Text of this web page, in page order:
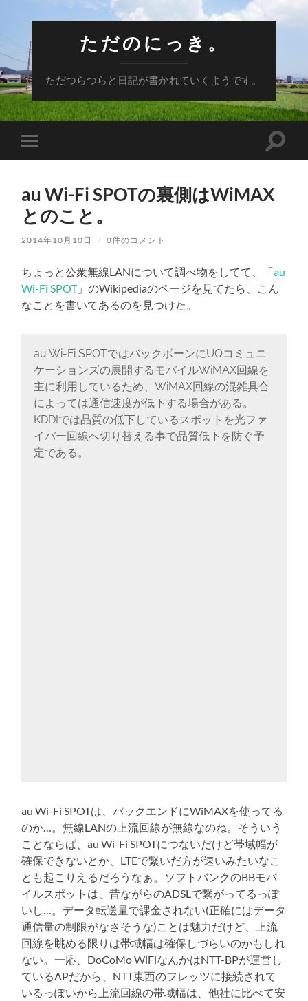
ただのにっき。
ただつらつらと日記が書かれていくようです。
モ
バ
メ
ュ
ー
を
替
え
る
検
ル
る
au Wi-Fi SPOTの裏側はWiMAX
とのこと。
2014年10月10日 / 0件のコメント
ちょっと公衆無線LANについて調べ物をしてて、「au
Wi-Fi SPOT」のWikipediaのページを見てたら、こん
なことを書いてあるのを見つけた。
au Wi-Fi SPOTではバックボーンにUQコミュニ
ケーションズの展開するモバイルWiMAX回線を
主に利用しているため、WiMAX回線の混雑具合
によっては通信速度が低下する場合がある。
KDDIでは品質の低下しているスポットを光ファ
イバー回線へ切り替える事で品質低下を防ぐ予
定である。
au Wi-Fi SPOTは、バックエンドにWiMAXを使ってる
のか…。無線LANの上流回線が無線なのね。そういう
ことならば、au Wi-Fi SPOTにつないだけど帯域幅が
確保できないとか、LTEで繋いだ方が速いみたいなこ
とも起こりえるだろうなぁ。ソフトバンクのBBモバ
イルスポットは、昔ながらのADSLで繋がってるっぽ
いし…。データ転送量で課金されない(正確にはデータ
通信量の制限がなさそうな)ことは魅力だけど、上流
回線を眺める限りは帯域幅は確保しづらいのかもしれ
ない。一応、DoCoMo WiFiなんかはNTT-BPが運営し
ているAPだから、NTT東西のフレッツに接続されて
いるっぽいから上流回線の帯域幅は、他社に比べて安